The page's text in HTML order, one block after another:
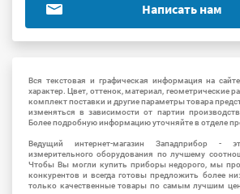
Написать нам
Вся текстовая и графическая информация на
характер. Цвет, оттенок, материал, геометрические
комплект поставки и другие параметры товара
изменяться в зависимости от партии
Более подробную информацию уточняйте в отделе
Ведущий интернет-магазин Западприбор -
измерительного оборудования по лучшему
Чтобы Вы могли купить приборы недорого, мы
конкурентов и всегда готовы предложить более
только качественные товары по самым лучшим